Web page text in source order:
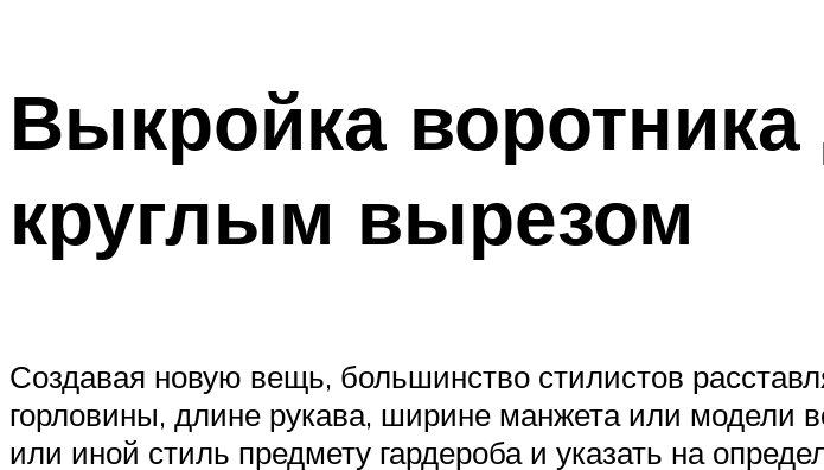
Выкройка
круглым вырезом
Создавая новую вещь, большинство стилистов
горловины, длине рукава, ширине манжета или модели
или иной стиль предмету гардероба и указать на